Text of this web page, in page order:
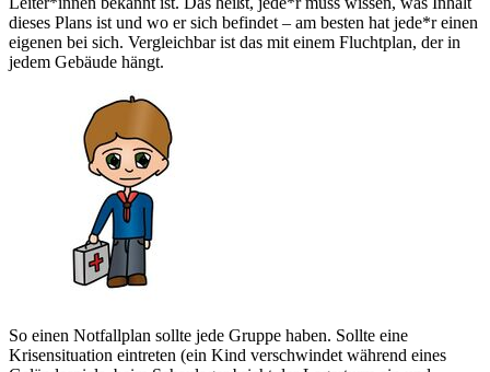
dieses Plans ist und wo er sich befindet – am besten hat jede*r einen
eigenen bei sich. Vergleichbar ist das mit einem Fluchtplan, der in
jedem Gebäude hängt.
So einen Notfallplan sollte jede Gruppe haben. Sollte eine
Krisensituation eintreten (ein Kind verschwindet während eines